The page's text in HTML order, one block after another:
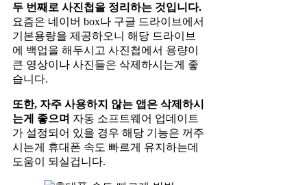
두 번째로 사진첩을 정리하는 것입니다.
요즘은 네이버 box나 구글 드라이브에서
기본용량을 제공하오니 해당 드라이브
에 백업을 해두시고 사진첩에서 용량이
큰 영상이나 사진들은 삭제하시는게 좋
습니다.
또한, 자주 사용하지 않는 앱은 삭제하시
는게 좋으며 자동 소프트웨어 업데이트
가 설정되어 있을 경우 해당 기능은 꺼주
시는게 휴대폰 속도 빠르게 유지하는데
도움이 되실겁니다.